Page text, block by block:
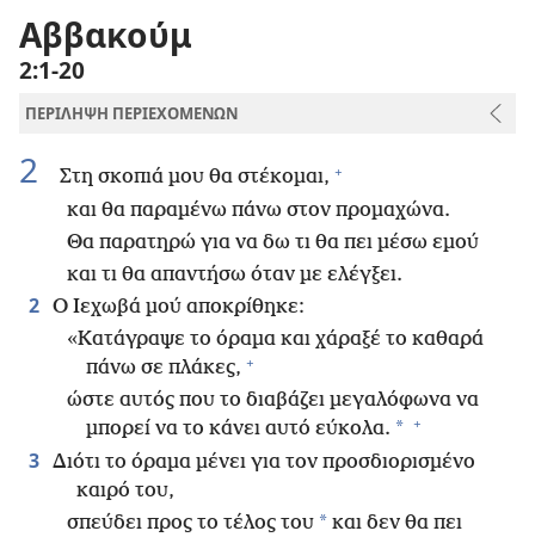
Αγίας
Γραφής
Αββακούμ
2:1-20
ΠΕΡΙΛΗΨΗ ΠΕΡΙΕΧΟΜΕΝΩΝ
2 Στη σκοπιά μου θα στέκομαι, +
και θα παραμένω πάνω στον προμαχώνα.
Θα παρατηρώ για να δω τι θα πει μέσω εμού
και τι θα απαντήσω όταν με ελέγξει.
2 Ο Ιεχωβά μού αποκρίθηκε:
«Κατάγραψε το όραμα και χάραξέ το καθαρά
πάνω σε πλάκες, +
ώστε αυτός που το διαβάζει μεγαλόφωνα να
μπορεί να το κάνει αυτό εύκολα. * +
3 Διότι το όραμα μένει για τον προσδιορισμένο
καιρό του,
σπεύδει προς το τέλος του * και δεν θα πει